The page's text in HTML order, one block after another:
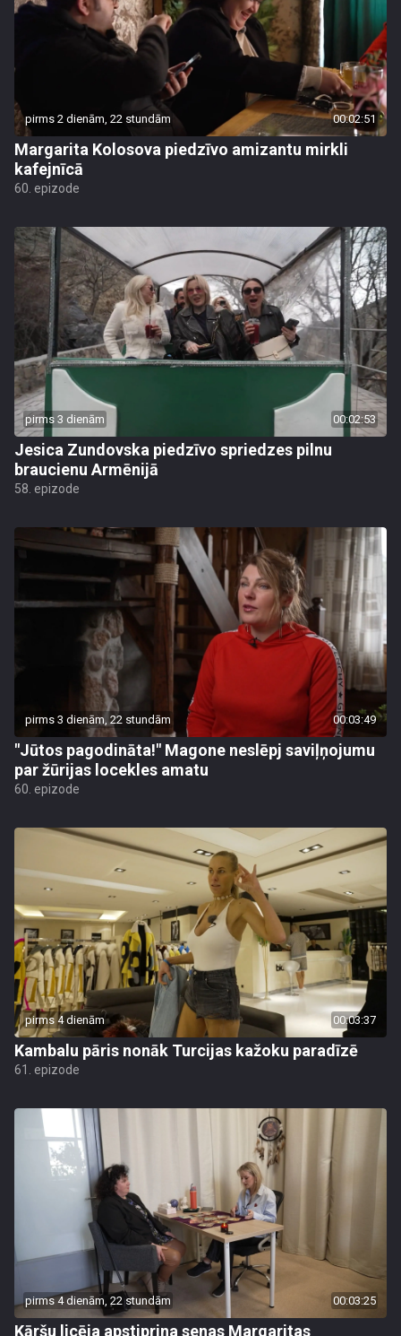
pirms 2 dienām, 22 stundām 00:02:51
Margarita Kolosova piedzīvo amizantu mirkli
kafejnīcā
60. epizode
pirms 3 dienām 00:02:53
Jesica Zundovska piedzīvo spriedzes pilnu
braucienu Armēnijā
58. epizode
pirms 3 dienām, 22 stundām 00:03:49
"Jūtos pagodināta!" Magone neslēpj saviļņojumu
par žūrijas locekles amatu
60. epizode
pirms 4 dienām 00:03:37
Kambalu pāris nonāk Turcijas kažoku paradīzē
61. epizode
pirms 4 dienām, 22 stundām 00:03:25
Kāršu licēja apstiprina senas Margaritas